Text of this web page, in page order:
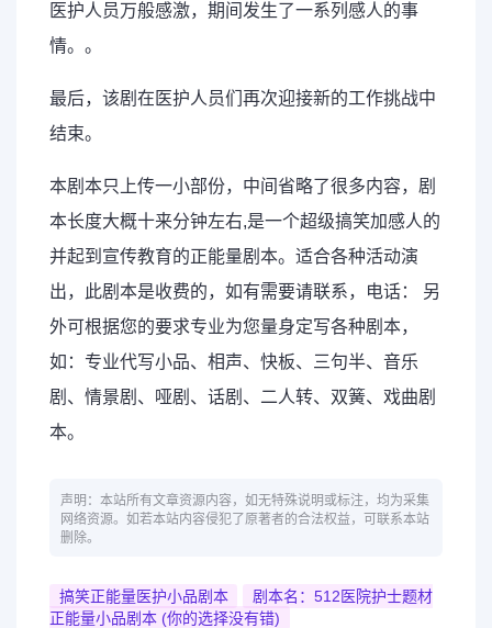
医护人员万般感激，期间发生了一系列感人的事
情。。
最后，该剧在医护人员们再次迎接新的工作挑战中
结束。
本剧本只上传一小部份，中间省略了很多内容，剧
本长度大概十来分钟左右,是一个超级搞笑加感人的
并起到宣传教育的正能量剧本。适合各种活动演
出，此剧本是收费的，如有需要请联系，电话： 另
外可根据您的要求专业为您量身定写各种剧本，
如：专业代写小品、相声、快板、三句半、音乐
剧、情景剧、哑剧、话剧、二人转、双簧、戏曲剧
本。
声明：本站所有文章资源内容，如无特殊说明或标注，均为采集
网络资源。如若本站内容侵犯了原著者的合法权益，可联系本站
删除。
搞笑正能量医护小品剧本
剧本名：512医院护士题材
正能量小品剧本 (你的选择没有错)